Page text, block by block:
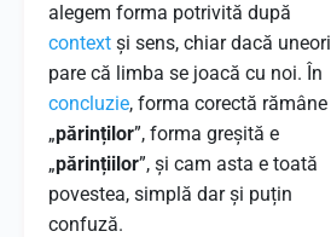
alegem forma potrivită după
context și sens, chiar dacă uneori
pare că limba se joacă cu noi. În
concluzie, forma corectă rămâne
„părinților”, forma greșită e
„părințiilor”, și cam asta e toată
povestea, simplă dar și puțin
confuză.